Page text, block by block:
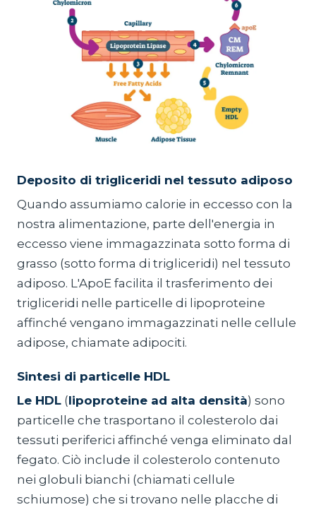
Deposito di trigliceridi nel tessuto adiposo
Quando assumiamo calorie in eccesso con la
nostra alimentazione, parte dell'energia in
eccesso viene immagazzinata sotto forma di
grasso (sotto forma di trigliceridi) nel tessuto
adiposo. L'ApoE facilita il trasferimento dei
trigliceridi nelle particelle di lipoproteine
affinché vengano immagazzinati nelle cellule
adipose, chiamate adipociti.
Sintesi di particelle HDL
Le HDL (lipoproteine ad alta densità) sono
particelle che trasportano il colesterolo dai
tessuti periferici affinché venga eliminato dal
fegato. Ciò include il colesterolo contenuto
nei globuli bianchi (chiamati cellule
schiumose) che si trovano nelle placche di